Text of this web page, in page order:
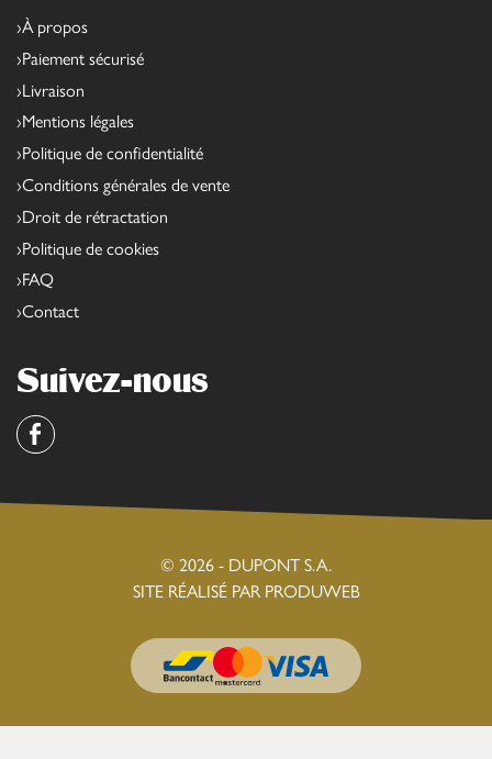
À propos
Paiement sécurisé
Livraison
Mentions légales
Politique de confidentialité
Conditions générales de vente
Droit de rétractation
Politique de cookies
FAQ
Contact
Suivez-nous
Facebook
© 2026 - DUPONT S.A.
SITE RÉALISÉ PAR PRODUWEB